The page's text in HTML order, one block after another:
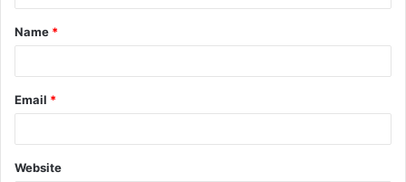
t
*
Name *
Email *
Website